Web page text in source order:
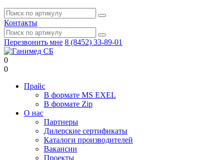
Контакты
Перезвонить мне 8 (8452) 33-89-01
0
0
Прайс
В формате MS EXEL
В формате Zip
О нас
Партнеры
Дилерские сертификаты
Каталоги производителей
Вакансии
Проекты